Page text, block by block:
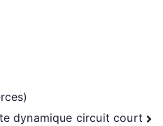
dynamique circuit court